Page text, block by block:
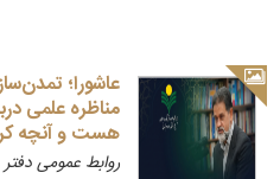
عاشورا؛
مناظره علمی
هست و آنچه
روابط عمومی دفتر